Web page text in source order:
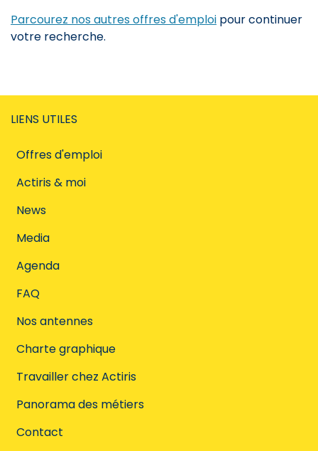
Parcourez nos autres offres d'emploi pour continuer
votre recherche.
LIENS UTILES
Offres d'emploi
Actiris & moi
News
Media
Agenda
FAQ
Nos antennes
Charte graphique
Travailler chez Actiris
Panorama des métiers
Contact